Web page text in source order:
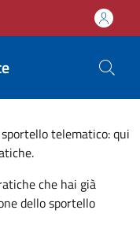
telematico: qui
che hai già
dello sportello